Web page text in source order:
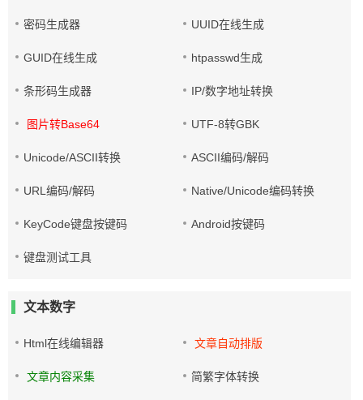
密码生成器 UUID在线生成
GUID在线生成 htpasswd生成
条形码生成器 IP/数字地址转换
图片转Base64 UTF-8转GBK
Unicode/ASCII转换 ASCII编码/解码
URL编码/解码 Native/Unicode编码转换
KeyCode键盘按键码 Android按键码
键盘测试工具
文本数字
Html在线编辑器 文章自动排版
文章内容采集 简繁字体转换